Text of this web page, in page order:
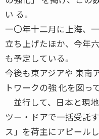
い る。
一〇年十二月に上海、
立ち上げたほか、今年
も予定している。
今後も東アジアや 東南
トワークの強 化を図っ
並行して、日本と現
ツー・ドアで一括受託
ス」を荷主にアピールし